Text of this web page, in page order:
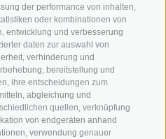
der performance von inhalten,
oder kombinationen von
entwicklung und verbesserung
daten zur auswahl von
verhinderung und
bereitstellung und
ihre entscheidungen zum
abgleichung und
quellen, verknüpfung
von endgeräten anhand
verwendung genauer
Schulen